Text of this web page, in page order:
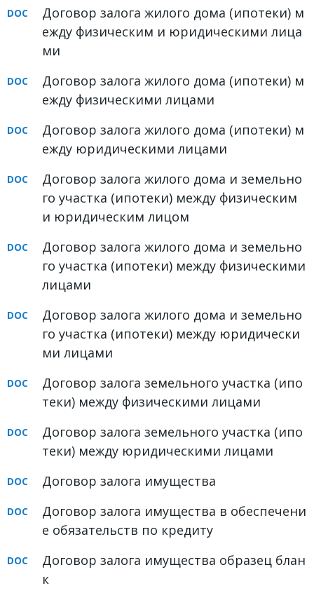
Договор залога жилого дома (ипотеки) м
ежду физическим и юридическими лица
ми
Договор залога жилого дома (ипотеки) м
ежду физическими лицами
Договор залога жилого дома (ипотеки) м
ежду юридическими лицами
Договор залога жилого дома и земельно
го участка (ипотеки) между физическим
и юридическим лицом
Договор залога жилого дома и земельно
го участка (ипотеки) между физическими
лицами
Договор залога жилого дома и земельно
го участка (ипотеки) между юридически
ми лицами
Договор залога земельного участка (ипо
теки) между физическими лицами
Договор залога земельного участка (ипо
теки) между юридическими лицами
Договор залога имущества
Договор залога имущества в обеспечени
е обязательств по кредиту
Договор залога имущества образец блан
к